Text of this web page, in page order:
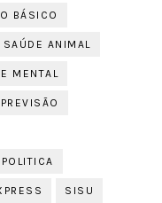
BÁSICO
SAÚDE ANIMAL
MENTAL
SISU